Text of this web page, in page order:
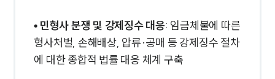
• 민형사 분쟁 및 강제징수 대응: 임금체불에 따른
형사처벌, 손해배상, 압류·공매 등 강제징수 절차
에 대한 종합적 법률 대응 체계 구축